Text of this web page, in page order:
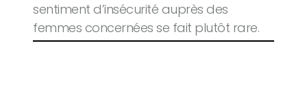
sentiment d’insécurité auprès des
femmes concernées se fait plutôt rare.